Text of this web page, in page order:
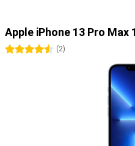
Apple iPhone 13 Pro Max
4.5 Sterne
(2)